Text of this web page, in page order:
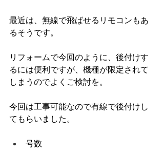
最近は、無線で飛ばせるリモコンもあ
るそうです。
リフォームで今回のように、後付けす
るには便利ですが、機種が限定されて
しまうのでよくご検討を。
今回は工事可能なので有線で後付けし
てもらいました。
号数